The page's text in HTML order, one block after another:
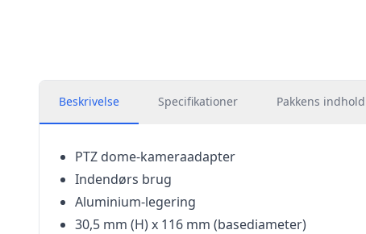
Beskrivelse Specifikationer Pakkens indhold
PTZ dome-kameraadapter
Indendørs brug
Aluminium-legering
30,5 mm (H) x 116 mm (basediameter)